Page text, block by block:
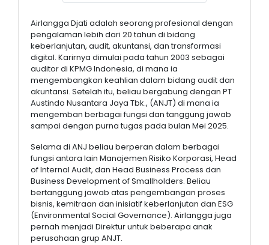
Airlangga Djati adalah seorang profesional dengan
pengalaman lebih dari 20 tahun di bidang
keberlanjutan, audit, akuntansi, dan transformasi
digital. Karirnya dimulai pada tahun 2003 sebagai
auditor di KPMG Indonesia, di mana ia
mengembangkan keahlian dalam bidang audit dan
akuntansi. Setelah itu, beliau bergabung dengan PT
Austindo Nusantara Jaya Tbk., (ANJT) di mana ia
mengemban berbagai fungsi dan tanggung jawab
sampai dengan purna tugas pada bulan Mei 2025.
Selama di ANJ beliau berperan dalam berbagai
fungsi antara lain Manajemen Risiko Korporasi, Head
of Internal Audit, dan Head Business Process dan
Business Development of Smallholders. Beliau
bertanggung jawab atas pengembangan proses
bisnis, kemitraan dan inisiatif keberlanjutan dan ESG
(Environmental Social Governance). Airlangga juga
pernah menjadi Direktur untuk beberapa anak
perusahaan grup ANJT.